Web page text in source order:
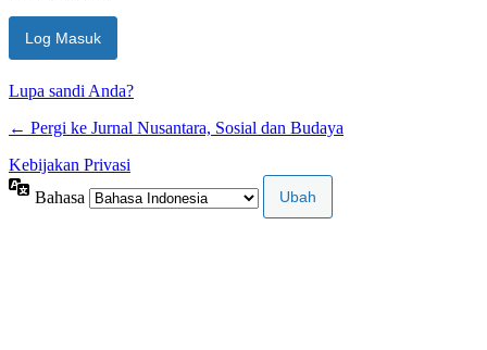
Lupa sandi Anda?
← Pergi ke Jurnal Nusantara, Sosial dan Budaya
Kebijakan Privasi
Bahasa